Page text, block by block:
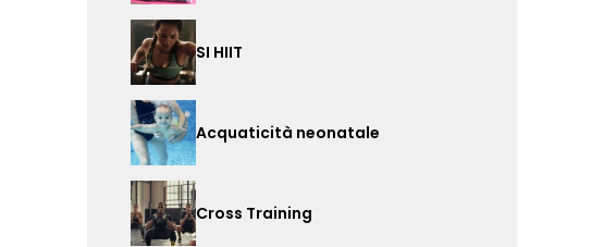
SI HIIT
Acquaticità neonatale
Cross Training